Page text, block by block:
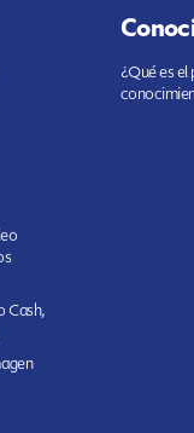
Cash,
¿Qué es el